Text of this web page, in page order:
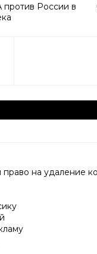
России в
на удаление